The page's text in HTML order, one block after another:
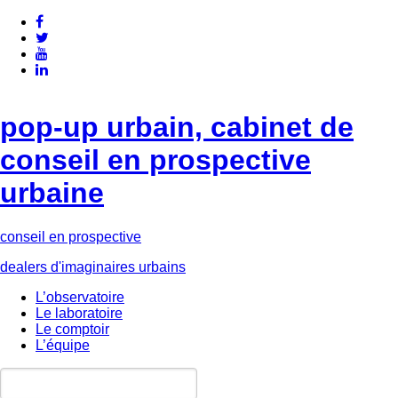
pop-up urbain, cabinet de
conseil en prospective
urbaine
conseil en prospective
dealers d'imaginaires urbains
L’observatoire
Le laboratoire
Le comptoir
L’équipe